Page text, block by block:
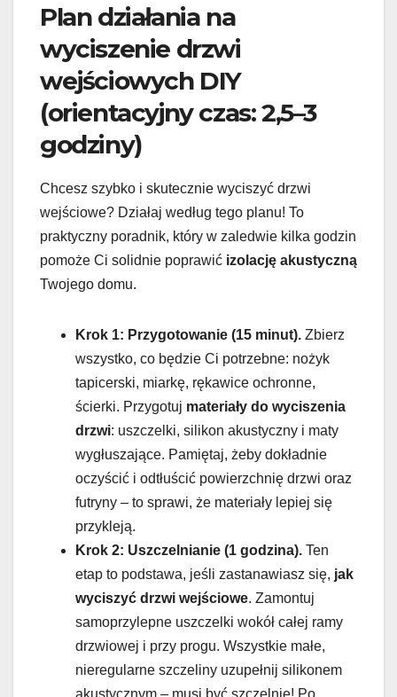
Plan działania na
wyciszenie drzwi
wejściowych DIY
(orientacyjny czas: 2,5–3
godziny)
Chcesz szybko i skutecznie wyciszyć drzwi
wejściowe? Działaj według tego planu! To
praktyczny poradnik, który w zaledwie kilka godzin
pomoże Ci solidnie poprawić izolację akustyczną
Twojego domu.
Krok 1: Przygotowanie (15 minut). Zbierz
wszystko, co będzie Ci potrzebne: nożyk
tapicerski, miarkę, rękawice ochronne,
ścierki. Przygotuj materiały do wyciszenia
drzwi: uszczelki, silikon akustyczny i maty
wygłuszające. Pamiętaj, żeby dokładnie
oczyścić i odtłuścić powierzchnię drzwi oraz
futryny – to sprawi, że materiały lepiej się
przykleją.
Krok 2: Uszczelnianie (1 godzina). Ten
etap to podstawa, jeśli zastanawiasz się, jak
wyciszyć drzwi wejściowe. Zamontuj
samoprzylepne uszczelki wokół całej ramy
drzwiowej i przy progu. Wszystkie małe,
nieregularne szczeliny uzupełnij silikonem
akustycznym – musi być szczelnie! Po